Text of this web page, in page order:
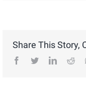
Share This Story,
facebook
twitterlinkedin